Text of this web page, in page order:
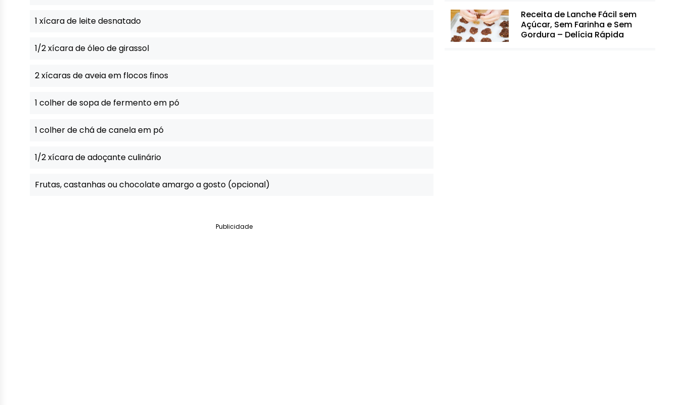
1 xícara de leite desnatado
1/2 xícara de óleo de girassol
2 xícaras de aveia em flocos finos
1 colher de sopa de fermento em pó
1 colher de chá de canela em pó
1/2 xícara de adoçante culinário
Frutas, castanhas ou chocolate amargo a gosto (opcional)
Publicidade
Receita de Lanche Fácil sem
Açúcar, Sem Farinha e Sem
Gordura – Delícia Rápida